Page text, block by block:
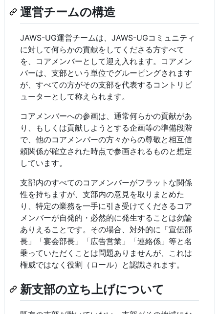
運営チームの構造
JAWS-UG運営チームは、JAWS-UGコミュニティ
に対して何らかの貢献をしてくださる方すべて
を、コアメンバーとして迎え入れます。コアメン
バーは、支部という単位でグルーピングされます
が、すべての方がその支部を代表するコントリビ
ューターとして称えられます。
コアメンバーへの参画は、通常何らかの貢献があ
り、もしくは貢献しようとする企画等の準備段階
で、他のコアメンバーの方々からの尊敬と相互信
頼関係が確立された時点で参画されるものと想定
しています。
支部内のすべてのコアメンバーがフラットな関係
性を持ちますが、支部内の意見を取りまとめた
り、特定の業務を一手に引き受けてくださるコア
メンバーが自発的・必然的に発生することは勿論
ありえることです。その場合、対外的に「宣伝部
長」「宴会部長」「広告営業」「連絡係」等と名
乗っていただくことは問題ありませんが、これは
権威ではなく役割（ロール）と認識されます。
新支部の立ち上げについて